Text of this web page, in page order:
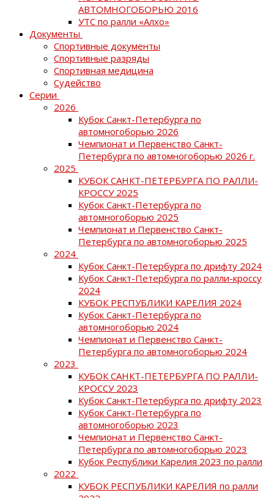
АВТОМНОГОБОРЬЮ 2016
УТС по ралли «Алхо»
Документы
Спортивные документы
Спортивные разряды
Спортивная медицина
Судейство
Серии
2026
Кубок Санкт-Петербурга по
автомногоборью 2026
Чемпионат и Первенство Санкт-
Петербурга по автомногоборью 2026 г.
2025
КУБОК САНКТ-ПЕТЕРБУРГА ПО РАЛЛИ-
КРОССУ 2025
Кубок Санкт-Петербурга по
автомногоборью 2025
Чемпионат и Первенство Санкт-
Петербурга по автомногоборью 2025
2024
Кубок Санкт-Петербурга по дрифту 2024
Кубок Санкт-Петербурга по ралли-кроссу
2024
КУБОК РЕСПУБЛИКИ КАРЕЛИЯ 2024
Кубок Санкт-Петербурга по
автомногоборью 2024
Чемпионат и Первенство Санкт-
Петербурга по автомногоборью 2024
2023
КУБОК САНКТ-ПЕТЕРБУРГА ПО РАЛЛИ-
КРОССУ 2023
Кубок Санкт-Петербурга по дрифту 2023
Кубок Санкт-Петербурга по
автомногоборью 2023
Чемпионат и Первенство Санкт-
Петербурга по автомногоборью 2023
Кубок Республики Карелия 2023 по ралли
2022
КУБОК РЕСПУБЛИКИ КАРЕЛИЯ по ралли